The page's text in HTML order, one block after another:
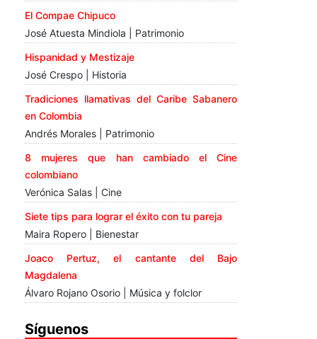
El Compae Chipuco
José Atuesta Mindiola | Patrimonio
Hispanidad y Mestizaje
José Crespo | Historia
Tradiciones llamativas del Caribe Sabanero
en Colombia
Andrés Morales | Patrimonio
8 mujeres que han cambiado el Cine
colombiano
Verónica Salas | Cine
Siete tips para lograr el éxito con tu pareja
Maira Ropero | Bienestar
Joaco Pertuz, el cantante del Bajo
Magdalena
Álvaro Rojano Osorio | Música y folclor
Síguenos